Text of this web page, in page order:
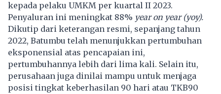
kepada pelaku UMKM per kuartal II 2023.
Penyaluran ini meningkat 88% year on year (yoy).
Dikutip dari keterangan resmi, sepanjang tahun
2022, Batumbu telah menunjukkan pertumbuhan
eksponensial atas pencapaian ini,
pertumbuhannya lebih dari lima kali. Selain itu,
perusahaan juga dinilai mampu untuk menjaga
posisi tingkat keberhasilan 90 hari atau TKB90